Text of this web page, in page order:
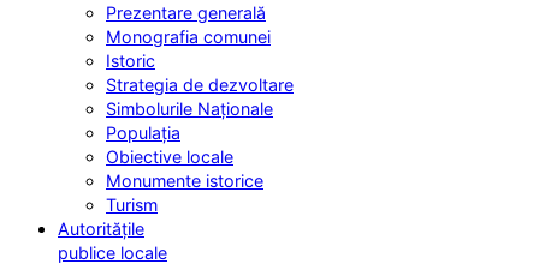
Prezentare generală
Monografia comunei
Istoric
Strategia de dezvoltare
Simbolurile Naționale
Populația
Obiective locale
Monumente istorice
Turism
Autoritățile
publice locale